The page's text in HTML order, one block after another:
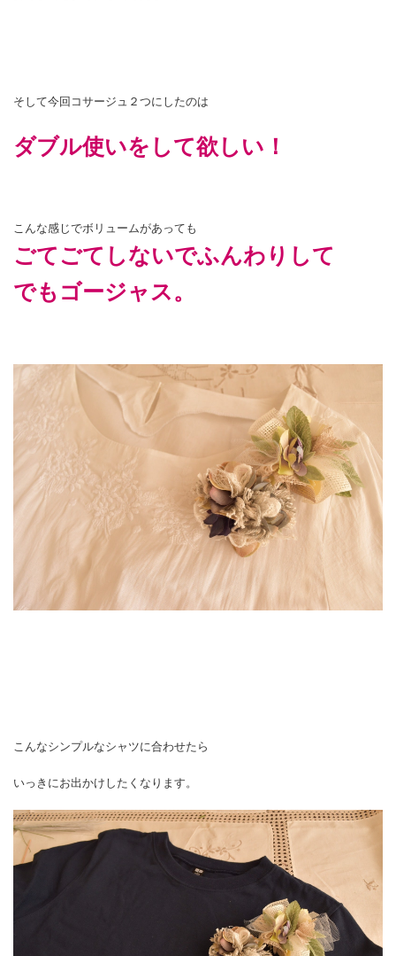
そして今回コサージュ２つにしたのは
ダブル使いをして欲しい！
こんな感じでボリュームがあっても
ごてごてしないでふんわりして
でもゴージャス。
こんなシンプルなシャツに合わせたら
いっきにお出かけしたくなります。